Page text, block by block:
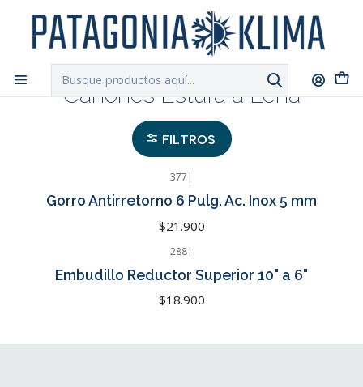
Chilexpress
Inicio Cañones Estufa a Leña
Cañones Estufa a Leña
FILTROS
Cotizar
377 |
Gorro Antirretorno 6 Pulg. Ac. Inox 5 mm
$21.900
Cotizar
288|
Embudillo Reductor Superior 10" a 6"
$18.900